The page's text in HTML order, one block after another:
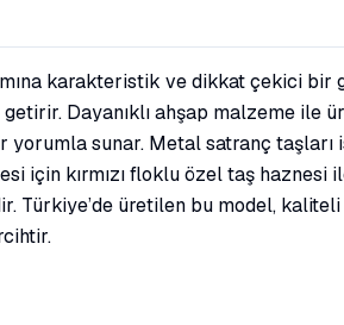
karakteristik ve dikkat çekici
Dayanıklı ahşap malzeme
sunar. Metal satranç taşları
için kırmızı floklu özel taş
üretilen bu model,